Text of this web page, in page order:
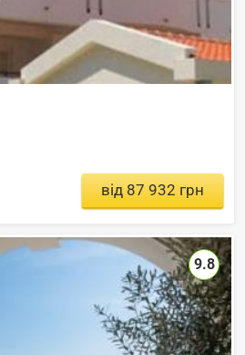
від 87 932 грн
9.8